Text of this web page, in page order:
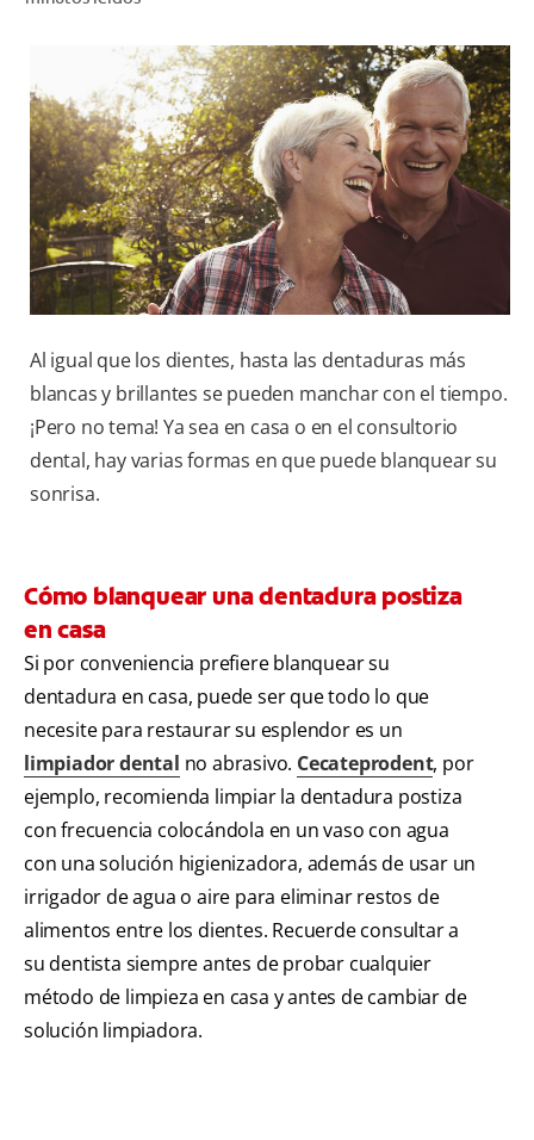
CL (ES)
SUSCRÍBASE
Al igual que los dientes, hasta las dentaduras más
blancas y brillantes se pueden manchar con el tiempo.
¡Pero no tema! Ya sea en casa o en el consultorio
dental, hay varias formas en que puede blanquear su
sonrisa.
Cómo blanquear una dentadura postiza
en casa
Si por conveniencia prefiere blanquear su
dentadura en casa, puede ser que todo lo que
necesite para restaurar su esplendor es un
limpiador dental no abrasivo. Cecateprodent, por
ejemplo, recomienda limpiar la dentadura postiza
con frecuencia colocándola en un vaso con agua
con una solución higienizadora, además de usar un
irrigador de agua o aire para eliminar restos de
alimentos entre los dientes. Recuerde consultar a
su dentista siempre antes de probar cualquier
método de limpieza en casa y antes de cambiar de
solución limpiadora.